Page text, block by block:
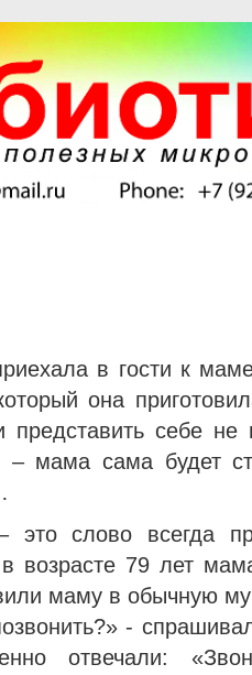
в гости к
она
представить себе не
– мама сама будет
это слово всегда
возрасте 79 лет
маму в обычную
-
отвечали: